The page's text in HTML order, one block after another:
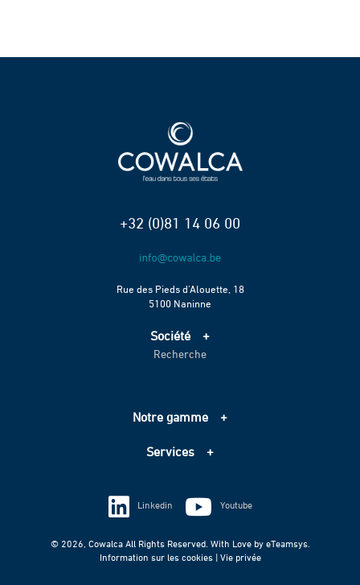
+32 (0)81 14 06 00
Rue des Pieds d’Alouette, 18
5100 Naninne
Société
Accueil
Échelle de performance CO2
Recherche
Notre gamme
Assainissement
Techniques spéciales
Services
Information sur les cookies
Vie privée
© 2026, Cowalca All Rights Reserved. With Love by eTeamsys.
Information sur les cookies | Vie privée
Linkedin Youtube